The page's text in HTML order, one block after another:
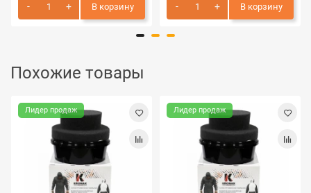
В корзину В корзину
Похожие товары
Лидер продаж Лидер продаж